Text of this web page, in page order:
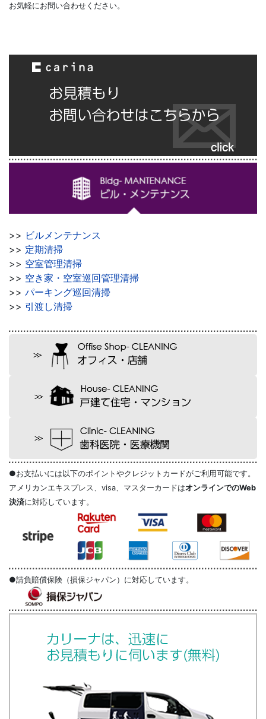
お気軽にお問い合わせください。
>> ビルメンテナンス
>> 定期清掃
>> 空室管理清掃
>> 空き家・空室巡回管理清掃
>> パーキング巡回清掃
>> 引渡し清掃
●お支払いには以下のポイントやクレジットカードがご利用可能です。
アメリカンエキスプレス、visa、マスターカードはオンラインでのWeb
決済に対応しています。
●請負賠償保険（損保ジャパン）に対応しています。